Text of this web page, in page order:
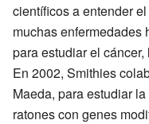
científicos a entender
muchas enfermedades
para estudiar el
En 2002, Smithies
Maeda, para estudiar
ratones con genes